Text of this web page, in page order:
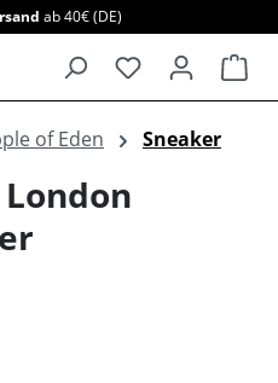
ab 40€ (DE)
of Eden Sneaker